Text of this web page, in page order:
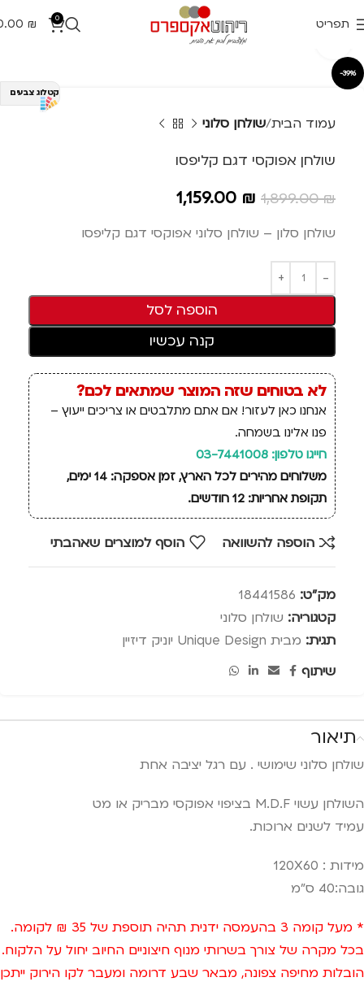
תפריט 0
₪
-39%
Click to enlarge
עמוד הבית שולחן סלוני
שולחן אפוקסי דגם קליפסו
1,899.00₪
1,159.00 ₪
שולחן סלון – שולחן סלוני אפוקסי דגם קליפסו
הוספה לסל
קנה עכשיו
לא בטוחים שזה המוצר שמתאים לכם?
אנחנו כאן לעזור! אם אתם מתלבטים או צריכים ייעוץ –
פנו אלינו בשמחה.
חייגו טלפון: 03-7441008
משלוחים מהירים לכל הארץ, זמן אספקה: 14 ימים,
תקופת אחריות: 12 חודשים.
הוספה להשוואה הוסף למוצרים שאהבתי
מק"ט: 18441586
קטגוריה: שולחן סלוני
תגית: מבית Unique Design יוניק דיזיין
שיתוף
תיאור
שולחן סלוני שימושי . עם רגל יציבה אחת
השולחן עשוי M.D.F בציפוי אפוקסי מבריק או מט
עמיד לשנים ארוכות.
מידות : 120X60
גובה:40 ס"מ
* מעל קומה 3 בהעמסה ידנית תהיה תוספת של 35 ₪ לקומה.
בכל מקרה של צורך בשרותי מנוף חיצוניים החיוב יחול על הלקוח.
הובלות מחיפה צפונה, מבאר שבע דרומה ומעבר לקו הירוק ייתכן
קטלוג צבעים